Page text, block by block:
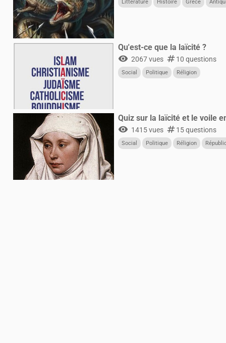
Littérature Histoire Grèce
Qu'est-ce que la laïcité ?
visibility 2067 vues numbers10 questions
Social Politique Réligion
Quiz sur la laïcité et le voile
visibility 1415 vues numbers15 questions
Social Politique Réligion